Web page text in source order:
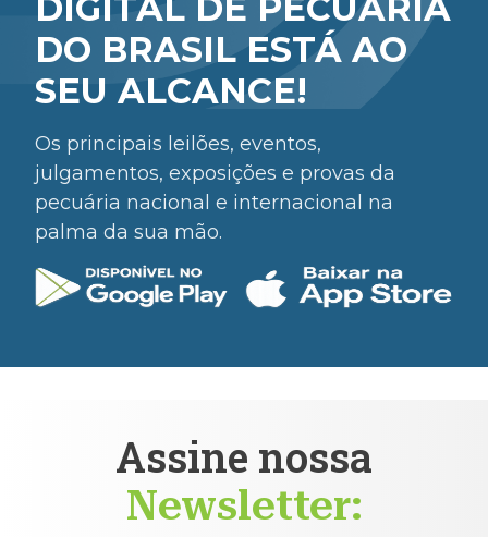
DO BRASIL ESTÁ AO
SEU ALCANCE!
Os principais leilões, eventos,
julgamentos, exposições e provas da
pecuária nacional e internacional na
palma da sua mão.
Assine nossa
Newsletter: